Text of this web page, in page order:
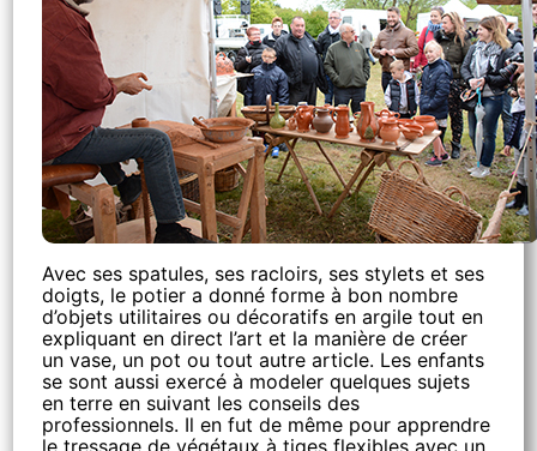
Avec ses spatules, ses racloirs, ses stylets et ses
doigts, le potier a donné forme à bon nombre
d’objets utilitaires ou décoratifs en argile tout en
expliquant en direct l’art et la manière de créer
un vase, un pot ou tout autre article. Les enfants
se sont aussi exercé à modeler quelques sujets
en terre en suivant les conseils des
professionnels. Il en fut de même pour apprendre
le tressage de végétaux à tiges flexibles avec un